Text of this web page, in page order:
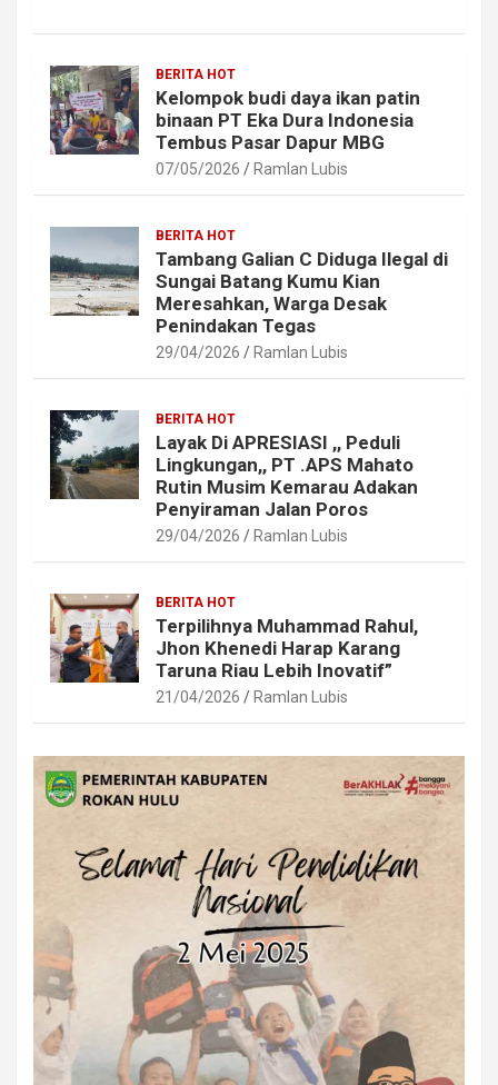
BERITA HOT
Kelompok budi daya ikan patin
binaan PT Eka Dura Indonesia
Tembus Pasar Dapur MBG
07/05/2026 Ramlan Lubis
BERITA HOT
Tambang Galian C Diduga Ilegal di
Sungai Batang Kumu Kian
Meresahkan, Warga Desak
Penindakan Tegas
29/04/2026 Ramlan Lubis
BERITA HOT
Layak Di APRESIASI ,, Peduli
Lingkungan,, PT .APS Mahato
Rutin Musim Kemarau Adakan
Penyiraman Jalan Poros
29/04/2026 Ramlan Lubis
BERITA HOT
Terpilihnya Muhammad Rahul,
Jhon Khenedi Harap Karang
Taruna Riau Lebih Inovatif”
21/04/2026 Ramlan Lubis